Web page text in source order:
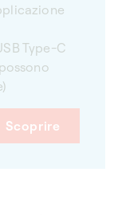
Type-C
Scoprire